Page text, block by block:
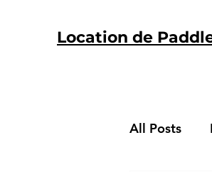
Location de
All Posts